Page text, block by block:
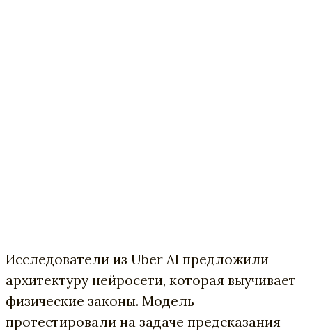
Исследователи из Uber AI предложили
архитектуру нейросети, которая выучивает
физические законы. Модель
протестировали на задаче предсказания